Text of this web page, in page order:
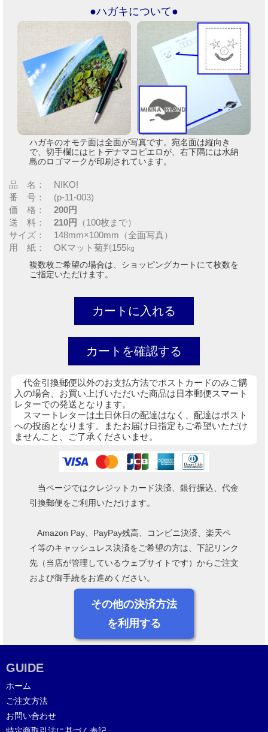
●ハガキについて●
ハガキのオモテ面は全面が写真です。宛名面は縦向き
で、切手欄にはヒトデナマコピエロが、右下隅には水納
島のロゴマークが印刷されています。
品 名： NIKO!
番 号： (p-11-003)
価 格： 200円
送 料： 210円
（100枚まで）
サイズ： 148mm×100mm（全面写真）
用 紙： OKマット菊判155㎏
複数枚ご希望の場合は、ショッピングカートにて枚数を
ご指定いただけます。
代金引換郵便以外のお支払方法でポストカードのみご購
入の場合、お買い上げいただいた商品は日本郵便スマート
レターでの発送となります。
スマートレターは土日休日の配達はなく、配達はポスト
への投函となります。またお届け日指定もご希望いただけ
ませんこと、ご了承くださいませ。
当ページではクレジットカード決済、銀行振込、代金
引換郵便をご利用いただけます。
Amazon Pay、PayPay残高、コンビニ決済、楽天ペ
イ等のキャッシュレス決済をご希望の方は、下記リンク
先（当店が管理しているウェブサイトです）からご注文
および御手続をお進めください。
その他の決済方法
を利用する
GUIDE
ホーム
ご注文方法
お問い合わせ